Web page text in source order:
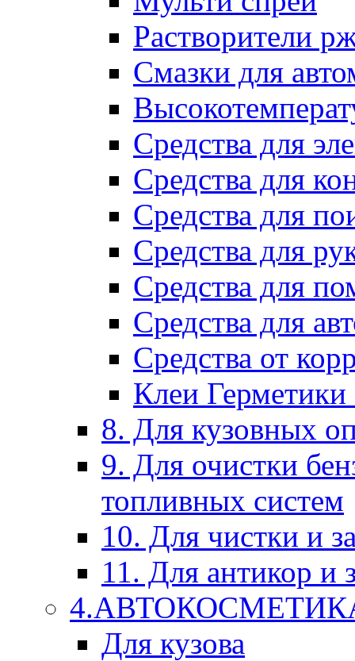
Растворители
Смазки для
Средства для
Средства для
Средства для
Средства для
Средства для
Средства для
Средства от
Клеи
8. Для кузовных
9. Для очистки
топливных систем
10. Для чистки и
11. Для антикор и
Для кузова